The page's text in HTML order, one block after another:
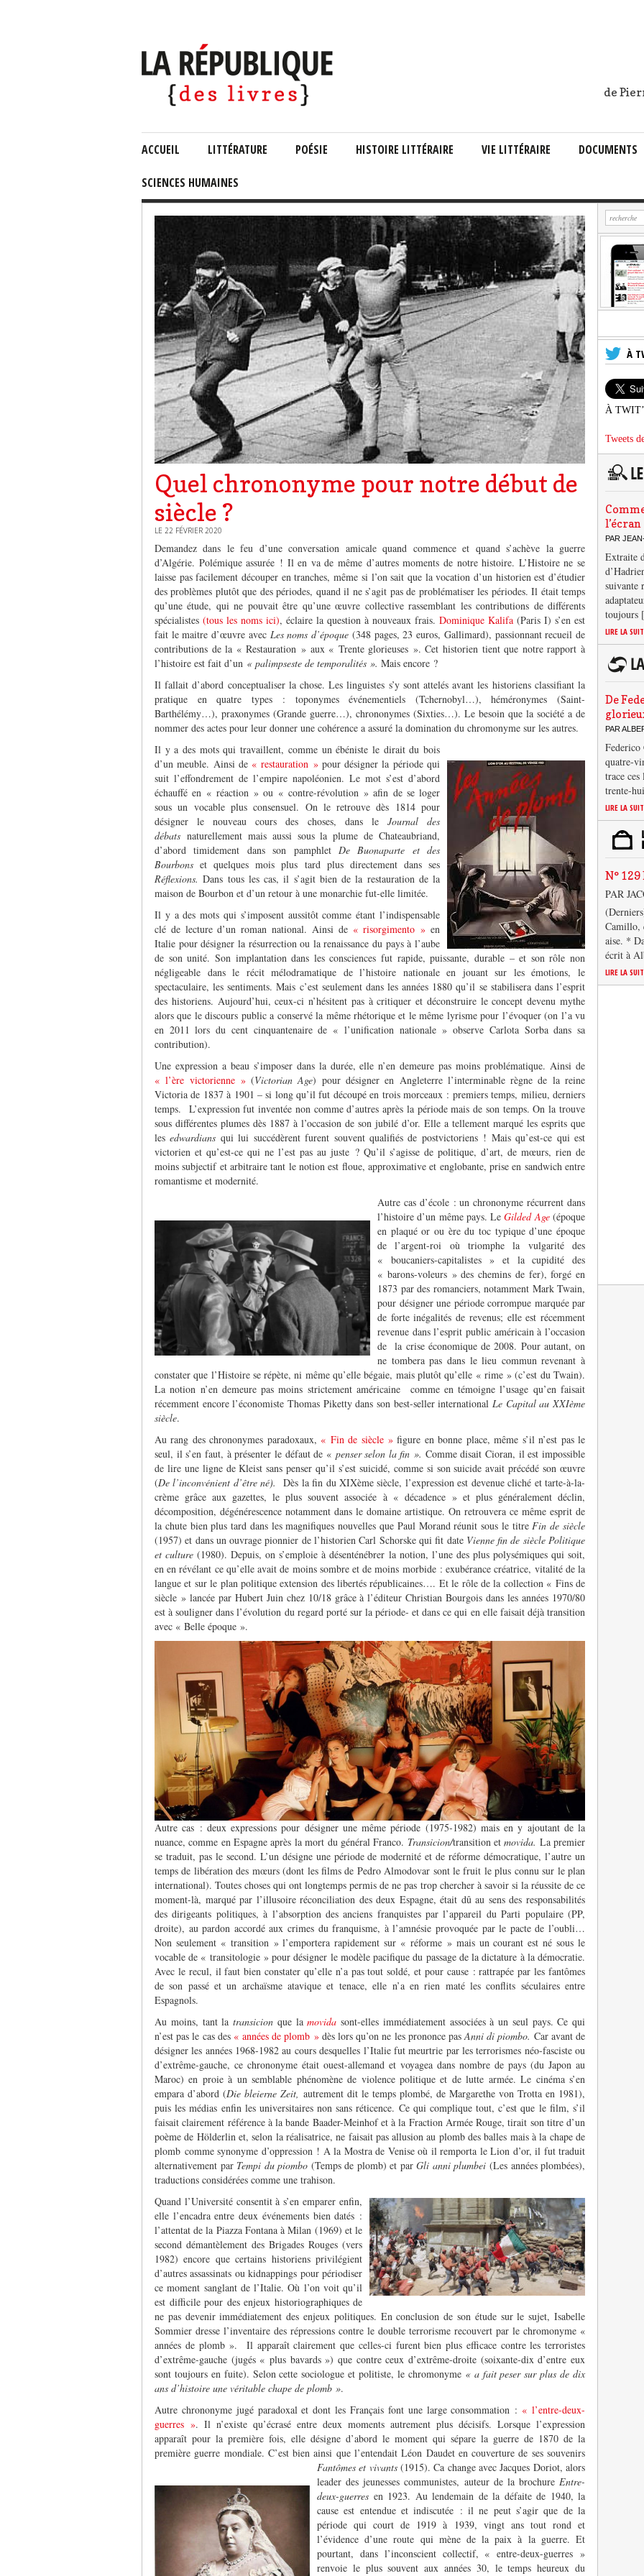
de
ACCUEIL LITTÉRATURE POÉSIE HISTOIRE LITTÉRAIRE VIE LITTÉRAIRE DOCUMENTS
SCIENCES HUMAINES
Quel chrononyme pour notre début de
siècle ?
LE 22 FÉVRIER 2020
Demandez dans le feu d’une conversation amicale quand commence et quand s’achève la guerre
d’Algérie. Polémique assurée ! Il en va de même d’autres moments de notre histoire. L’Histoire ne se
laisse pas facilement découper en tranches, même si l’on sait que la vocation d’un historien est d’étudier
des problèmes plutôt que des périodes, quand il ne s’agit pas de problématiser les périodes. Il était temps
qu’une étude, qui ne pouvait être qu’une œuvre collective rassemblant les contributions de différents
spécialistes (tous les noms ici), éclaire la question à nouveaux frais. Dominique Kalifa (Paris I) s’en est
fait le maitre d’œuvre avec Les noms d’époque (348 pages, 23 euros, Gallimard), passionnant recueil de
contributions de la « Restauration » aux « Trente glorieuses ». Cet historien tient que notre rapport à
l’histoire est fait d’un « palimpseste de temporalités ». Mais encore ?
Il fallait d’abord conceptualiser la chose. Les linguistes s’y sont attelés avant les historiens classifiant la
pratique en quatre types : toponymes événementiels (Tchernobyl…), héméronymes (Saint-
Barthélémy…), praxonymes (Grande guerre…), chrononymes (Sixties…). Le besoin que la société a de
nommer des actes pour leur donner une cohérence a assuré la domination du chromonyme sur les autres.
Il y a des mots qui travaillent, comme un ébéniste le dirait du bois
d’un meuble. Ainsi de « restauration » pour désigner la période qui
suit l’effondrement de l’empire napoléonien. Le mot s’est d’abord
échauffé en « réaction » ou « contre-révolution » afin de se loger
sous un vocable plus consensuel. On le retrouve dès 1814 pour
désigner le nouveau cours des choses, dans le Journal des
débats naturellement mais aussi sous la plume de Chateaubriand,
d’abord timidement dans son pamphletDe Buonaparte et des
Bourbonset quelques mois plus tard plus directement dans ses
Réflexions. Dans tous les cas, il s’agit bien de la restauration de la
maison de Bourbon et d’un retour à une monarchie fut-elle limitée.
Il y a des mots qui s’imposent aussitôt comme étant l’indispensable
clé de lecture d’un roman national. Ainsi de « risorgimento » en
Italie pour désigner la résurrection ou la renaissance du pays à l’aube
de son unité. Son implantation dans les consciences fut rapide, puissante, durable – et son rôle non
négligeable dans le récit mélodramatique de l’histoire nationale en jouant sur les émotions, le
spectaculaire, les sentiments. Mais c’est seulement dans les années 1880 qu’il se stabilisera dans l’esprit
des historiens. Aujourd’hui, ceux-ci n’hésitent pas à critiquer et déconstruire le concept devenu mythe
alors que le discours public a conservé la même rhétorique et le même lyrisme pour l’évoquer (on l’a vu
en 2011 lors du cent cinquantenaire de « l’unification nationale » observe Carlota Sorba dans sa
contribution).
Une expression a beau s’imposer dans la durée, elle n’en demeure pas moins problématique. Ainsi de
« l’ère victorienne » (Victorian Age) pour désigner en Angleterre l’interminable règne de la reine
Victoria de 1837 à 1901 – si long qu’il fut découpé en trois morceaux : premiers temps, milieu, derniers
temps. L’expression fut inventée non comme d’autres après la période mais de son temps. On la trouve
sous différentes plumes dès 1887 à l’occasion de son jubilé d’or. Elle a tellement marqué les esprits que
lesedwardians qui lui succédèrent furent souvent qualifiés de postvictoriens ! Mais qu’est-ce qui est
victorien et qu’est-ce qui ne l’est pas au juste ? Qu’il s’agisse de politique, d’art, de mœurs, rien de
moins subjectif et arbitraire tant le notion est floue, approximative et englobante, prise en sandwich entre
romantisme et modernité.
Autre cas d’école : un chrononyme récurrent dans
l’histoire d’un même pays. LeGilded Age (époque
en plaqué or ou ère du toc typique d’une époque
de l’argent-roi où triomphe la vulgarité des
« boucaniers-capitalistes » et la cupidité des
« barons-voleurs » des chemins de fer), forgé en
1873 par des romanciers, notamment Mark Twain,
pour désigner une période corrompue marquée par
de forte inégalités de revenus; elle est récemment
revenue dans l’esprit public américain à l’occasion
de la crise économique de 2008. Pour autant, on
ne tombera pas dans le lieu commun revenant à
constater que l’Histoire se répète, ni même qu’elle bégaie, mais plutôt qu’elle « rime » (c’est du Twain).
La notion n’en demeure pas moins strictement américaine comme en témoigne l’usage qu’en faisait
récemment encore l’économiste Thomas Piketty dans son best-seller international Le Capital au XXIème
siècle.
Au rang des chrononymes paradoxaux, « Fin de siècle » figure en bonne place, même s’il n’est pas le
seul, il s’en faut, à présenter le défaut de «penser selon la fin ». Comme disait Cioran, il est impossible
de lire une ligne de Kleist sans penser qu’il s’est suicidé, comme si son suicide avait précédé son œuvre
(De l’inconvénient d’être né).
Dès la fin du XIXème siècle, l’expression est devenue cliché et tarte-à-la-
crème grâce aux gazettes, le plus souvent associée à « décadence » et plus généralement déclin,
décomposition, dégénérescence notamment dans le domaine artistique. On retrouvera ce même esprit de
la chute bien plus tard dans les magnifiques nouvelles que Paul Morand réunit sous le titreFin de siècle
(1957) et dans un ouvrage pionnier de l’historien Carl Schorske qui fit date Vienne fin de siècle Politique
et culture (1980). Depuis, on s’emploie à désenténébrer la notion, l’une des plus polysémiques qui soit,
en en révélant ce qu’elle avait de moins sombre et de moins morbide : exubérance créatrice, vitalité de la
langue et sur le plan politique extension des libertés républicaines…. Et le rôle de la collection « Fins de
siècle » lancée par Hubert Juin chez 10/18 grâce à l’éditeur Christian Bourgois dans les années 1970/80
est à souligner dans l’évolution du regard porté sur la période- et dans ce qui en elle faisait déjà transition
avec « Belle époque ».
Autre cas : deux expressions pour désigner une même période (1975-1982) mais en y ajoutant de la
nuance, comme en Espagne après la mort du général Franco. Transicion/transition etmovida. La premier
se traduit, pas le second. L’un désigne une période de modernité et de réforme démocratique, l’autre un
temps de libération des mœurs (dont les films de Pedro Almodovar sont le fruit le plus connu sur le plan
international). Toutes choses qui ont longtemps permis de ne pas trop chercher à savoir si la réussite de ce
moment-là, marqué par l’illusoire réconciliation des deux Espagne, était dû au sens des responsabilités
des dirigeants politiques, à l’absorption des anciens franquistes par l’appareil du Parti populaire (PP,
droite), au pardon accordé aux crimes du franquisme, à l’amnésie provoquée par le pacte de l’oubli…
Non seulement « transition » l’emportera rapidement sur « réforme » mais un courant est né sous le
vocable de « transitologie » pour désigner le modèle pacifique du passage de la dictature à la démocratie.
Avec le recul, il faut bien constater qu’elle n’a pas tout soldé, et pour cause : rattrapée par les fantômes
de son passé et un archaïsme atavique et tenace, elle n’a en rien maté les conflits séculaires entre
Espagnols.
Au moins, tant la transicion que la movida sont-elles immédiatement associées à un seul pays. Ce qui
n’est pas le cas des « années de plomb » dès lors qu’on ne les prononce pasAnni di piombo. Car avant de
désigner les années 1968-1982 au cours desquelles l’Italie fut meurtrie par les terrorismes néo-fasciste ou
d’extrême-gauche, ce chrononyme était ouest-allemand et voyagea dans nombre de pays (du Japon au
Maroc) en proie à un semblable phénomène de violence politique et de lutte armée. Le cinéma s’en
empara d’abord (Die bleierne Zeit, autrement dit le temps plombé, de Margarethe von Trotta en 1981),
puis les médias enfin les universitaires non sans réticence. Ce qui complique tout, c’est que le film, s’il
faisait clairement référence à la bande Baader-Meinhof et à la Fraction Armée Rouge, tirait son titre d’un
poème de Hölderlin et, selon la réalisatrice, ne faisait pas allusion au plomb des balles mais à la chape de
plomb comme synonyme d’oppression ! A la Mostra de Venise où il remporta le Lion d’or, il fut traduit
alternativement par Tempi du piombo (Temps de plomb) et parGli anni plumbei (Les années plombées),
traductions considérées comme une trahison.
Quand l’Université consentit à s’en emparer enfin,
elle l’encadra entre deux événements bien datés :
l’attentat de la Piazza Fontana à Milan (1969) et le
second démantèlement des Brigades Rouges (vers
1982) encore que certains historiens privilégient
d’autres assassinats ou kidnappings pour périodiser
ce moment sanglant de l’Italie. Où l’on voit qu’il
est difficile pour des enjeux historiographiques de
ne pas devenir immédiatement des enjeux politiques. En conclusion de son étude sur le sujet, Isabelle
Sommier dresse l’inventaire des répressions contre le double terrorisme recouvert par le chromonyme «
années de plomb ». Il apparaît clairement que celles-ci furent bien plus efficace contre les terroristes
d’extrême-gauche (jugés « plus bavards ») que contre ceux d’extrême-droite (soixante-dix d’entre eux
sont toujours en fuite). Selon cette sociologue et politiste, le chromonyme« a fait peser sur plus de dix
ans d’histoire une véritable chape de plomb ».
Autre chrononyme jugé paradoxal et dont les Français font une large consommation : « l’entre-deux-
guerres ». Il n’existe qu’écrasé entre deux moments autrement plus décisifs. Lorsque l’expression
apparaît pour la première fois, elle désigne d’abord le moment qui sépare la guerre de 1870 de la
première guerre mondiale. C’est bien ainsi que l’entendait Léon Daudet en couverture de ses souvenirs
Fantômes et vivants(1915). Ca change avec Jacques Doriot, alors
leader des jeunesses communistes, auteur de la brochure Entre-
deux-guerres en 1923. Au lendemain de la défaite de 1940, la
cause est entendue et indiscutée : il ne peut s’agir que de la
période qui court de 1919 à 1939, vingt ans tout rond et
l’évidence d’une route qui mène de la paix à la guerre. Et
pourtant, dans l’inconscient collectif, « entre-deux-guerres »
renvoie le plus souvent aux années 30, le temps heureux du
À
À
Tweets
l’écran
PAR
Extraite
suivante
LIRE LA
De
PAR
quatre-
trace
trente-
LIRE LA
N°
PAR
Camillo,
aise. *
écrit à
LIRE LA